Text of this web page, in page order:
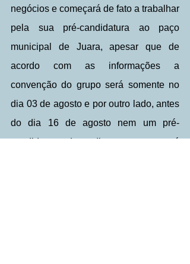
negócios e começará de fato a trabalhar
pela sua pré-candidatura ao paço
municipal de Juara, apesar que de
acordo com as informações a
convenção do grupo será somente no
dia 03 de agosto e por outro lado, antes
do dia 16 de agosto nem um pré-
candidato pode pedir voto, portanto, é